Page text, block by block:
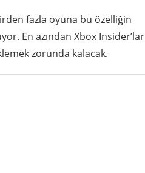
fazla oyuna bu özelliğin
En azından Xbox Insider’lar
zorunda kalacak.